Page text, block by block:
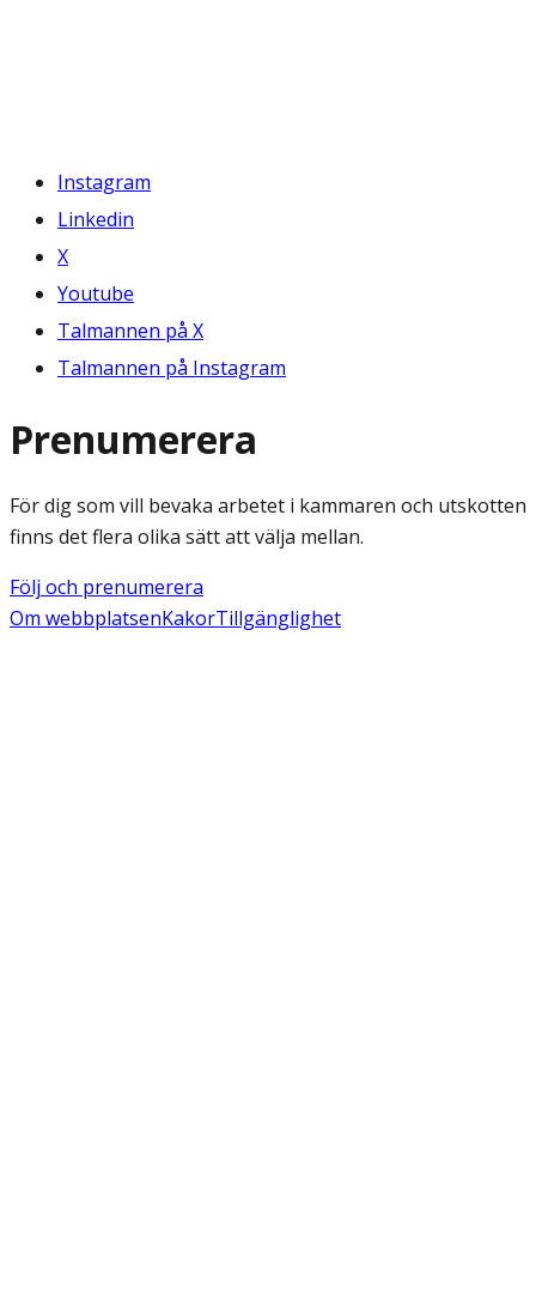
Instagram
Linkedin
X
Youtube
Talmannen på X
Talmannen på Instagram
Prenumerera
För dig som vill bevaka arbetet i kammaren och utskotten
finns det flera olika sätt att välja mellan.
Följ och prenumerera
Om webbplatsenKakorTillgänglighet